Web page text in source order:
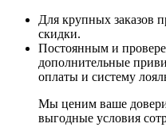
Для крупных заказов
скидки.
Постоянным и
дополнительные
оплаты и систему
Мы ценим ваше
выгодные условия